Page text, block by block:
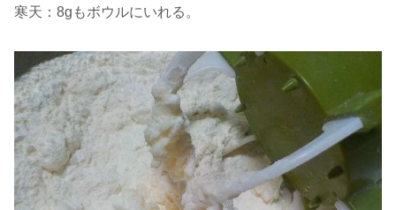
寒天：8gもボウルにいれる。